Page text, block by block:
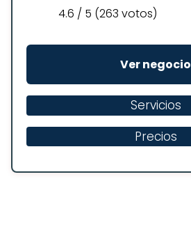
4.6 / 5 (263 votos)
Ver negocio
Servicios
Precios